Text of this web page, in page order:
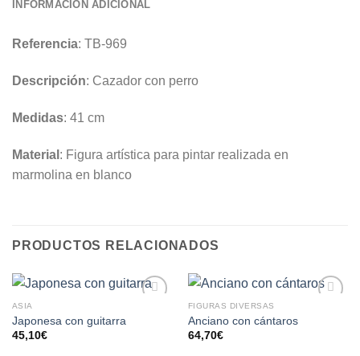
INFORMACIÓN ADICIONAL
Referencia: TB-969
Descripción: Cazador con perro
Medidas: 41 cm
Material : Figura artística para pintar realizada en
marmolina en blanco
PRODUCTOS RELACIONADOS
A LA
ASIA
Japonesa con guitarra
45,10€
FIGURAS DIVERSAS
Anciano con cántaros
64,70€